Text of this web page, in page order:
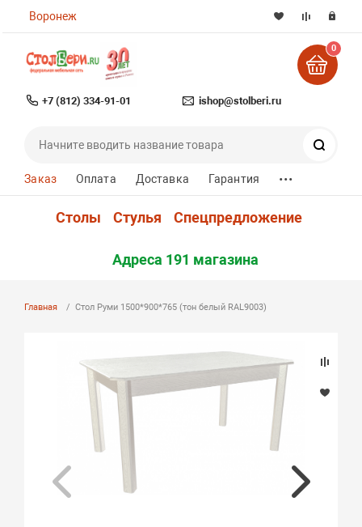
Воронеж
+7 (812) 334-91-01 ishop@stolberi.ru
0
Заказ Оплата Доставка Гарантия ...
Столы Стулья Спецпредложение
Адреса 191 магазина
Главная Стол Руми 1500*900*765 (тон белый RAL9003)